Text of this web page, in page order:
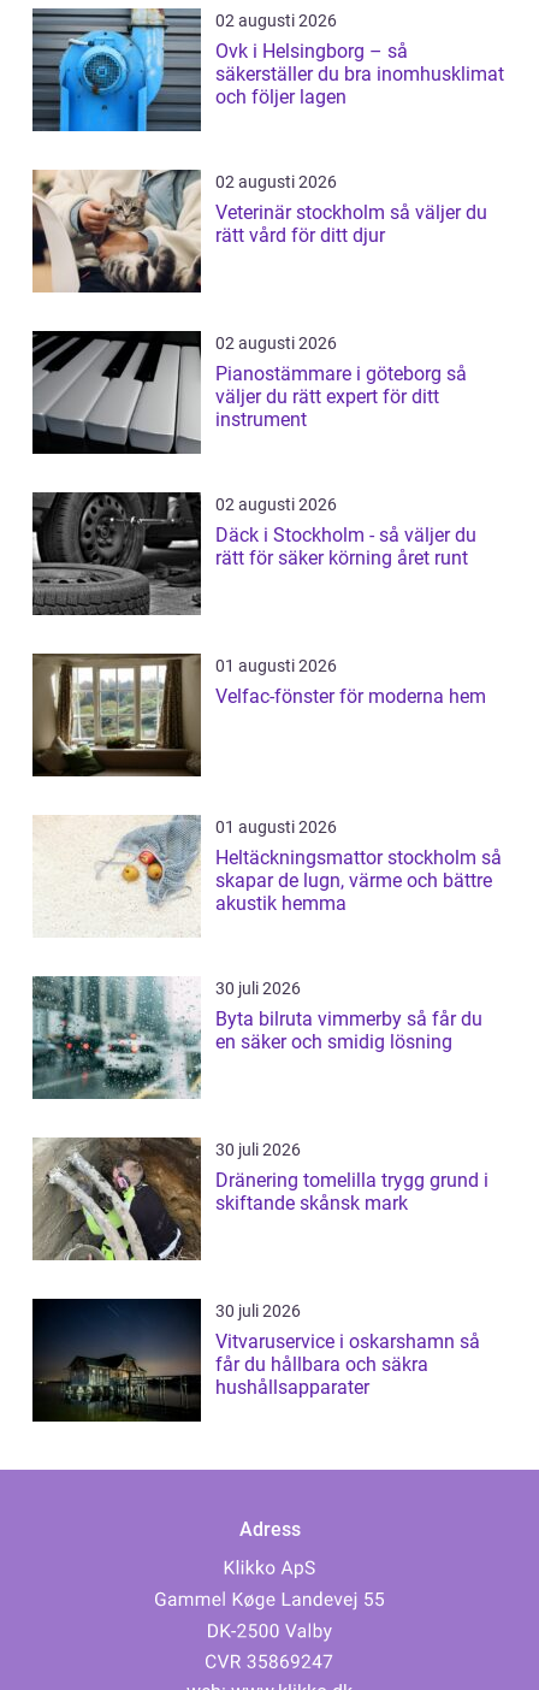
02 augusti 2026
Ovk i Helsingborg – så
säkerställer du bra inomhusklimat
och följer lagen
02 augusti 2026
Veterinär stockholm så väljer du
rätt vård för ditt djur
02 augusti 2026
Pianostämmare i göteborg så
väljer du rätt expert för ditt
instrument
02 augusti 2026
Däck i Stockholm - så väljer du
rätt för säker körning året runt
01 augusti 2026
Velfac-fönster för moderna hem
01 augusti 2026
Heltäckningsmattor stockholm så
skapar de lugn, värme och bättre
akustik hemma
30 juli 2026
Byta bilruta vimmerby så får du
en säker och smidig lösning
30 juli 2026
Dränering tomelilla trygg grund i
skiftande skånsk mark
30 juli 2026
Vitvaruservice i oskarshamn så
får du hållbara och säkra
hushållsapparater
Adress